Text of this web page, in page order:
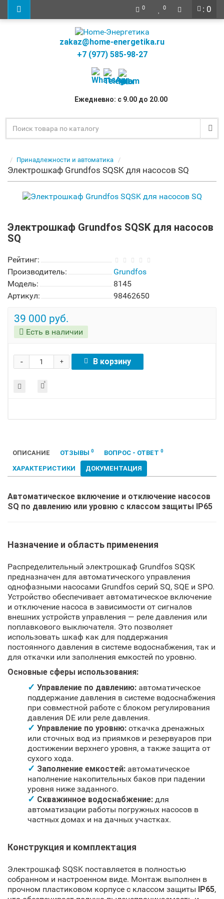
: 0
0 0
zakaz@home-energetika.ru
+7 (977) 585-98-27
Ежедневно: с 9.00 до 20.00
Принадлежности и автоматика
Электрошкаф Grundfos SQSK для насосов SQ
Электрошкаф Grundfos SQSK для насосов
SQ
Рейтинг:
Производитель:
Grundfos
Модель:
8145
Артикул:
98462650
39 000 руб.
Есть в наличии
+
- В корзину
ОПИСАНИЕ ОТЗЫВЫ 0 ВОПРОС - ОТВЕТ 0
ХАРАКТЕРИСТИКИ ДОКУМЕНТАЦИЯ
Автоматическое включение и отключение насосов
SQ по давлению или уровню с классом защиты IP65
Назначение и область применения
Распределительный электрошкаф Grundfos SQSK
предназначен для автоматического управления
однофазными насосами Grundfos серий SQ, SQE и SPO.
Устройство обеспечивает автоматическое включение
и отключение насоса в зависимости от сигналов
внешних устройств управления — реле давления или
поплавкового выключателя. Это позволяет
использовать шкаф как для поддержания
постоянного давления в системе водоснабжения, так и
для откачки или заполнения емкостей по уровню.
Основные сферы использования:
Управление по давлению: автоматическое
поддержание давления в системе водоснабжения
при совместной работе с блоком регулирования
давления DE или реле давления.
Управление по уровню: откачка дренажных
или сточных вод из приямков и резервуаров при
достижении верхнего уровня, а также защита от
сухого хода.
Заполнение емкостей: автоматическое
наполнение накопительных баков при падении
уровня ниже заданного.
Скважинное водоснабжение: для
автоматизации работы погружных насосов в
частных домах и на дачных участках.
Конструкция и комплектация
Электрошкаф SQSK поставляется в полностью
собранном и настроенном виде. Монтаж выполнен в
прочном пластиковом корпусе с классом защиты IP65,